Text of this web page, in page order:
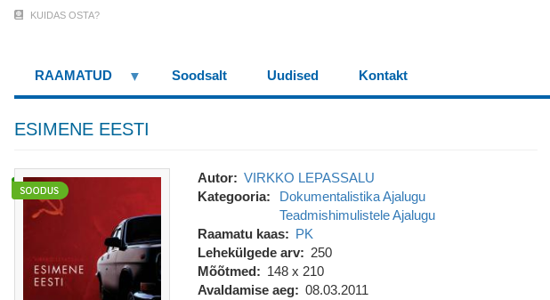
Menu
(logged
KUIDAS OSTA?
RAAMATUD Soodsalt Uudised Kontakt
ESIMENE EESTI
Autor
VIRKKO LEPASSALU
Kategooria
Dokumentalistika Ajalugu
Teadmishimulistele Ajalugu
Raamatu kaas
PK
Lehekülgede arv
250
Mõõtmed
148 x 210
Avaldamise aeg
08.03.2011